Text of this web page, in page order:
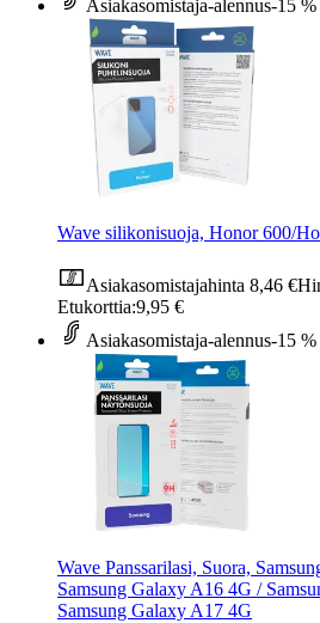
Asiakasomistaja-alennus-15 %
Wave silikonisuoja, Honor 600/
Asiakasomistajahinta 8,46 €
Etukorttia:9,95 €
Asiakasomistaja-alennus-15 %
Wave Panssarilasi, Suora,
Samsung Galaxy A16 4G /
Samsung Galaxy A17 4G